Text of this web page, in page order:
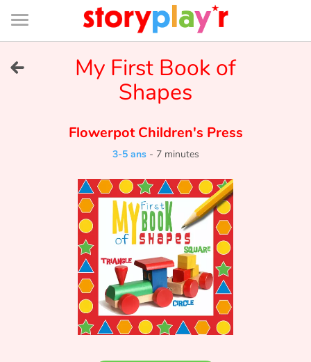
Connexion
Bibliothèque
de
page
Tester gratuitement
Bibliothèque
Contes d'ici et d'ailleurs
Fable, mythe, littérature et poésie
My First Book of
Shapes
Flowerpot Children's Press
3-5 ans- 7 minutes